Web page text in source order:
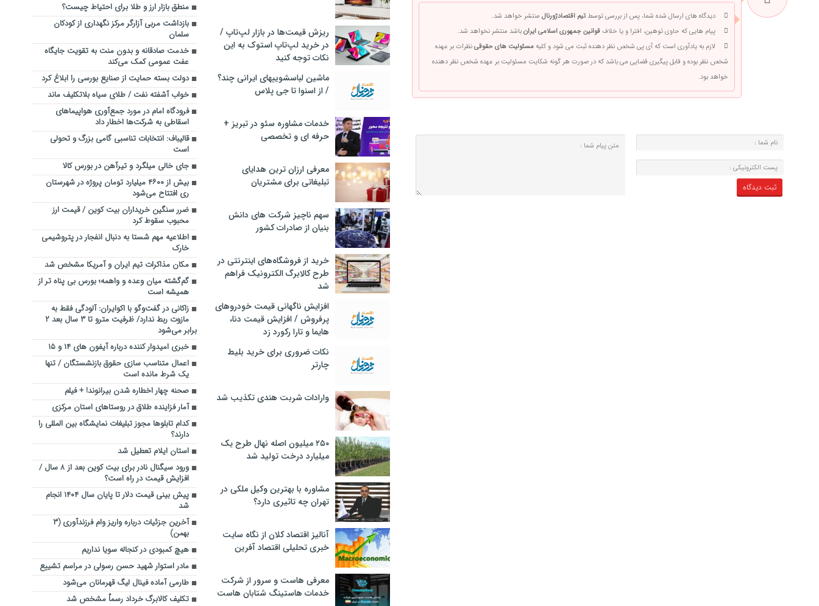
دیدگاه های ارسال شده شما، پس از بررسی توسط تیم اقتصادژورنال منتشر خواهد شد.
پیام هایی که حاوی توهین، افترا و یا خلاف قوانین جمهوری اسلامی ایرانباشد منتشر نخواهد شد.
لازم به یادآوری است که آی پی شخص نظر دهنده ثبت می شود و کلیه مسئولیت های حقوقینظرات بر عهده
شخص نظر بوده و قابل پیگیری قضایی می باشد که در صورت هر گونه شکایت مسئولیت بر عهده شخص نظر دهنده
خواهد بود.
ریزش قیمت‌ها در بازار لپ‌تاپ /
در خرید لپ‌تاپ استوک به این
نکات توجه کنید
ماشین لباسشویی‎های ایرانی چند؟
/ از اسنوا تا جی پلاس
خدمات مشاوره سئو در تبریز +
حرفه ای و تخصصی
معرفی ارزان ترین هدایای
تبلیغاتی برای مشتریان
سهم ناچیز شرکت های دانش
بنیان از صادرات کشور
خرید از فروشگاه‌های اینترنتی در
طرح کالابرگ الکترونیک فراهم
شد
افزایش ناگهانی قیمت خودروهای
پرفروش / افزایش قیمت دنا،
هایما و تارا رکورد زد
نکات ضروری برای خرید بلیط
چارتر
وارادات شربت هندی تکذیب شد
۲۵۰ میلیون اصله نهال طرح یک
میلیارد درخت تولید شد
مشاوره با بهترین وکیل ملکی در
تهران چه تاثیری دارد؟
آنالیز اقتصاد کلان از نگاه سایت
خبری تحلیلی اقتصاد آفرین
معرفی هاست و سرور از شرکت
خدمات هاستینگ شتابان هاست
منطق بازار ارز و طلا برای احتیاط چیست؟
بازداشت مربی آزارگر مرکز نگهداری از کودکان
سلمان
خدمت صادقانه و بدون منت به تقویت جایگاه
عفت عمومی کمک می‌کند
دولت بسته حمایت از صنایع بورسی را ابلاغ کرد
خواب آشفته نفت / طلای سیاه بلاتکلیف ماند
فرودگاه امام در مورد جمع‌آوری هواپیماهای
اسقاطی به شرکت‌ها اخطار داد
قالیباف: انتخابات تناسبی گامی بزرگ و تحولی
است
جای خالی میلگرد و تیرآهن در بورس کالا
بیش از ۴۶۰۰ میلیارد تومان پروژه در شهرستان
ری افتتاح می‌شود
ضرر سنگین خریداران بیت کوین / قیمت ارز
محبوب سقوط کرد
اطلاعیه مهم شستا به دنبال انفجار در پتروشیمی
خارک
مکان مذاکرات تیم ایران و آمریکا مشخص شد
گم‌گشته میان وعده‌ و واهمه؛ بورس بی پناه تر از
همیشه است
زاکانی در گفت‌وگو با اکوایران: آلودگی فقط به
مازوت ربط ندارد/ ظرفیت مترو تا ۳ سال بعد ۲
برابر می‌شود
خبری امیدوار کننده درباره آیفون های ۱۴ و ۱۵
اعمال متناسب‌ سازی حقوق بازنشستگان / تنها
یک شرط مانده است
صحنه چهار اخطاره شدن بیرانوند! + فیلم
آمار فزاینده طلاق در روستاهای استان مرکزی
کدام تابلوها مجوز تبلیغات نمایشگاه بین المللی را
دارند؟
استان ایلام تعطیل شد
ورود سیگنال نادر برای بیت کوین بعد از ۸ سال /
افزایش قیمت در راه است؟
پیش بینی قیمت دلار تا پایان سال ۱۴۰۴ انجام
شد
آخرین جزئیات درباره واریز وام فرزندآوری (۳
بهمن)
هیچ کمبودی در کنجاله سویا نداریم
مادر استوار شهید حسن رسولی در مراسم تشییع
طارمی آماده فینال لیگ قهرمانان می‌شود
تکلیف کالابرگ خرداد رسماٌ مشخص شد